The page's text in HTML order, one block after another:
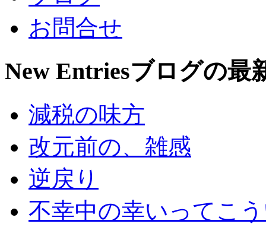
お問合せ
New Entriesブログの最
減税の味方
改元前の、雑感
逆戻り
不幸中の幸いってこ